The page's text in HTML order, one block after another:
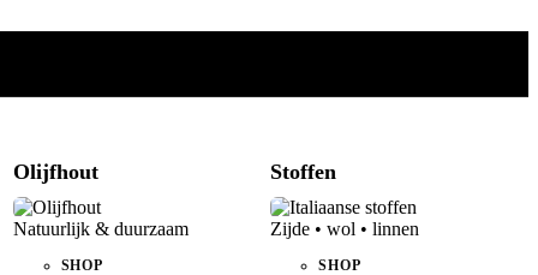
Olijfhout
Natuurlijk & duurzaam
SHOP
Stoffen
Zijde • wol • linnen
SHOP